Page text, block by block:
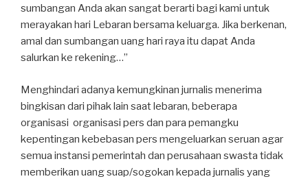
sumbangan Anda akan sangat berarti bagi kami untuk
merayakan hari Lebaran bersama keluarga. Jika berkenan,
amal dan sumbangan uang hari raya itu dapat Anda
salurkan ke rekening…”
Menghindari adanya kemungkinan jurnalis menerima
bingkisan dari pihak lain saat lebaran, beberapa
organisasi organisasi pers dan para pemangku
kepentingan kebebasan pers mengeluarkan seruan agar
semua instansi pemerintah dan perusahaan swasta tidak
memberikan uang suap/sogokan kepada jurnalis yang